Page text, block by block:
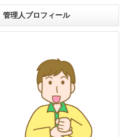
管理人プロフィール